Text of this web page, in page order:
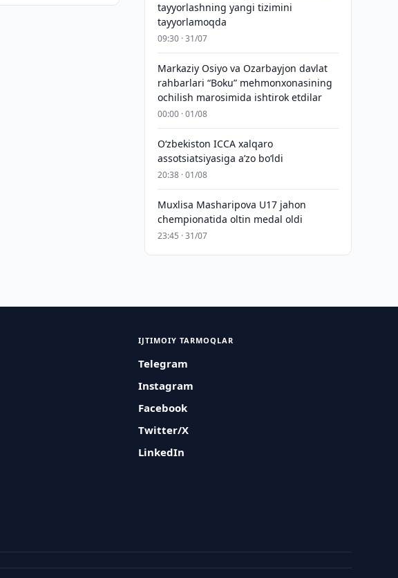
tayyorlashning yangi tizimini
tayyorlamoqda
09:30 · 31/07
Markaziy Osiyo va Ozarbayjon davlat
rahbarlari “Boku” mehmonxonasining
ochilish marosimida ishtirok etdilar
00:00 · 01/08
O‘zbekiston ICCA xalqaro
assotsiatsiyasiga aʼzo bo‘ldi
20:38 · 01/08
Muxlisa Masharipova U17 jahon
chempionatida oltin medal oldi
23:45 · 31/07
IJTIMOIY TARMOQLAR
Telegram
Instagram
Facebook
Twitter/X
LinkedIn